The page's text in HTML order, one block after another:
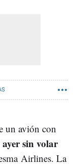
un avión con
sin volar
Airlines. La